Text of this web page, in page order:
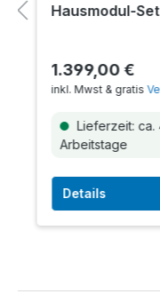
Hausmodul-
1.399,00 €
inkl. Mwst & gratis
Lieferzeit: ca.
Arbeitstage
Details